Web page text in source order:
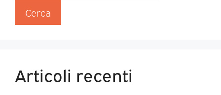
Cerca
Articoli recenti